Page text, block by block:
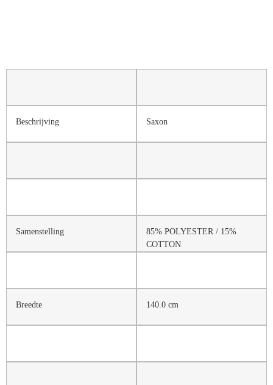
Beschrijving Saxon
Samenstelling
85% POLYESTER / 15%
COTTON
Breedte 140.0 cm